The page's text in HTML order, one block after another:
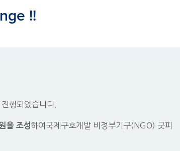
!!
행되었습니다.
을 조성하여 국제구호개발 비정부기구(NGO) 굿피